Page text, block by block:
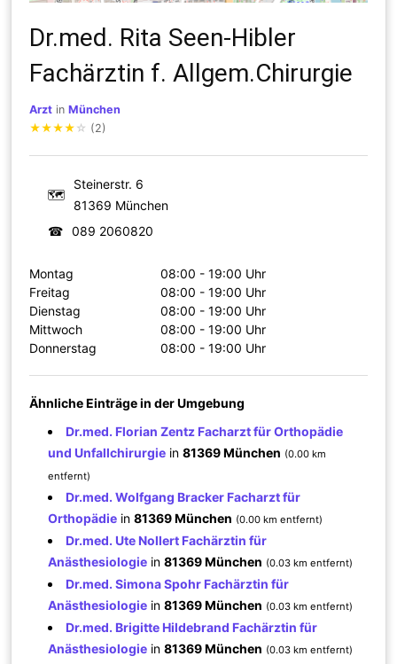
Dr.med. Rita Seen-Hibler
Fachärztin f. Allgem.Chirurgie
Arzt inMünchen
★★★★ ☆ (2)
🗺
Steinerstr. 6
81369 München
☎
089 2060820
Montag
08:00 - 19:00 Uhr
Freitag
08:00 - 19:00 Uhr
Dienstag
08:00 - 19:00 Uhr
Mittwoch
08:00 - 19:00 Uhr
Donnerstag
08:00 - 19:00 Uhr
Ähnliche Einträge in der Umgebung
Dr.med. Florian Zentz Facharzt für Orthopädie
und Unfallchirurgie in81369 München (0.00 km
entfernt)
Dr.med. Wolfgang Bracker Facharzt für
Orthopädie in81369 München (0.00 km entfernt)
Dr.med. Ute Nollert Fachärztin für
Anästhesiologie in81369 München (0.03 km entfernt)
Dr.med. Simona Spohr Fachärztin für
Anästhesiologie in81369 München (0.03 km entfernt)
Dr.med. Brigitte Hildebrand Fachärztin für
Anästhesiologie in81369 München (0.03 km entfernt)